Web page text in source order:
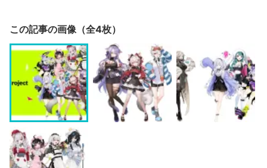
この記事の画像（全4枚）